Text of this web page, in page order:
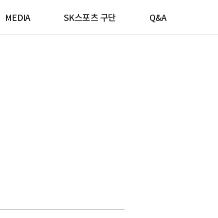
MEDIA SK스포츠 구단 Q&A